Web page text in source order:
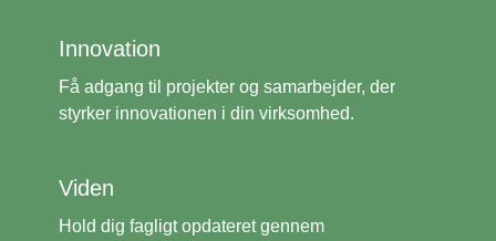
Innovation
Få adgang til projekter og samarbejder, der
styrker innovationen i din virksomhed.
Viden
Hold dig fagligt opdateret gennem